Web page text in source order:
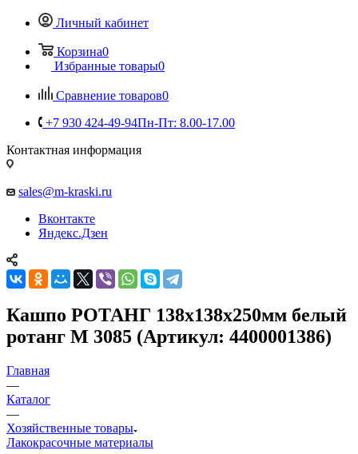
Личный кабинет
Корзина0
Избранные товары0
Сравнение товаров0
+7 930 424-49-94Пн-Пт: 8.00-17.00
Контактная информация
sales@m-kraski.ru
Вконтакте
Яндекс.Дзен
Кашпо РОТАНГ 138х138х250мм белый
ротанг М 3085 (Артикул: 4400001386)
Главная
—
Каталог
—
Хозяйственные товары
Лакокрасочные материалы